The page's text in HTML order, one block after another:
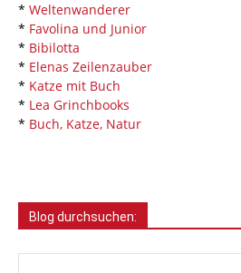
* Weltenwanderer
* Favolina und Junior
* Bibilotta
* Elenas Zeilenzauber
* Katze mit Buch
* Lea Grinchbooks
* Buch, Katze, Natur
Blog durchsuchen: